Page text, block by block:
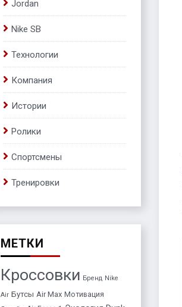
Jordan
Nike SB
Технологии
Компания
Истории
Ролики
Спортсмены
Тренировки
МЕТКИ
Кроссовки Бренд Nike
Air Бутсы Air Max Мотивация